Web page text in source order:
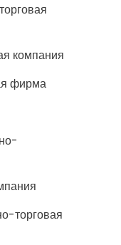
компания
фирма
торговая